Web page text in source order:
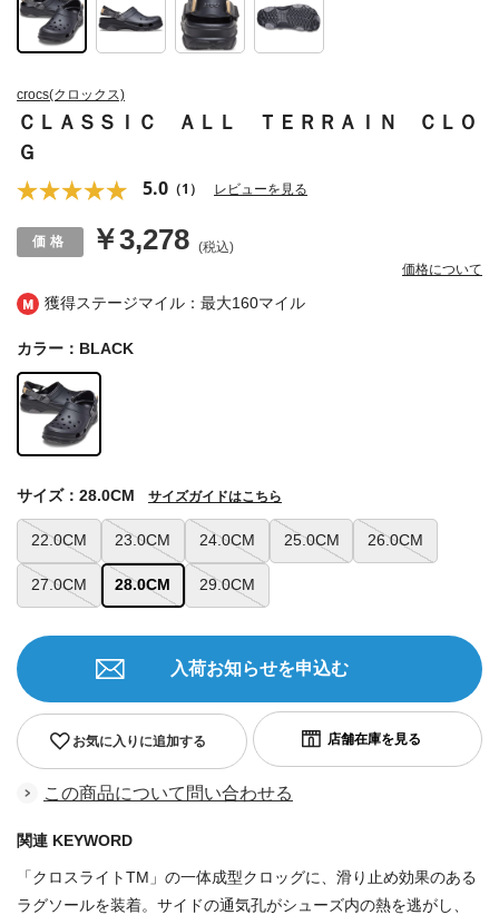
獲得ステージマイル：最大160マイル
crocs(クロックス)
ＣＬＡＳＳＩＣ ＡＬＬ ＴＥＲＲＡＩＮ ＣＬＯ
Ｇ
5.0 （1） レビューを見る
￥3,278 (税込)
価格について
カラー：BLACK
22.0CM 23.0CM 24.0CM 25.0CM 26.0CM
27.0CM 28.0CM 29.0CM
サイズ：28.0CM サイズガイドはこちら
お気に入りに追加する
入荷お知らせを申込む
この商品について問い合わせる
関連 KEYWORD
「クロスライトTM」の一体成型クロッグに、滑り止め効果のある
ラグソールを装着。サイドの通気孔がシューズ内の熱を逃がし、